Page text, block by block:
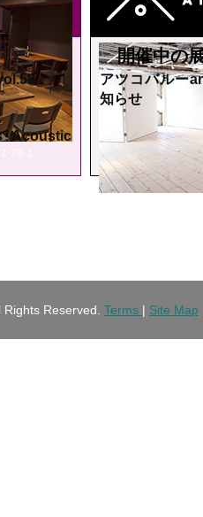
29-1
Acoustic
開催中の
アツコバルー
知らせ
Reserved. Terms | Site Map